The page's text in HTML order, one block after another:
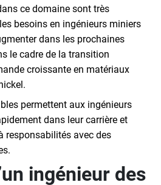
ce domaine sont très
besoins en ingénieurs miniers
dans les prochaines
le cadre de la transition
croissante en matériaux
permettent aux ingénieurs
dans leur carrière et
responsabilités avec des
ingénieur des